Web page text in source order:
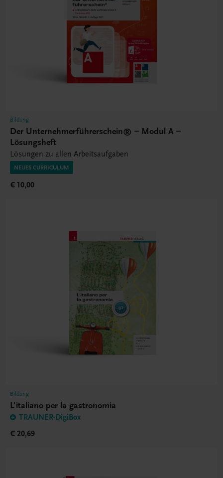
Bildung
Der Unternehmerführerschein® – Modul A –
Lösungsheft
Lösungen zu allen Arbeitsaufgaben
NEUES CURRICULUM
€ 10,00
Bildung
L'italiano per la gastronomia
TRAUNER-DigiBox
€ 20,69